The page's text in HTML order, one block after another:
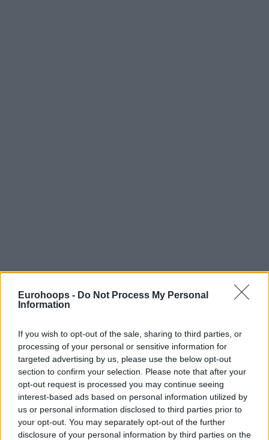
Eurohoops - Do Not Process My Personal
Information
If you wish to opt-out of the sale, sharing to third parties, or
processing of your personal or sensitive information for
targeted advertising by us, please use the below opt-out
section to confirm your selection. Please note that after your
opt-out request is processed you may continue seeing
interest-based ads based on personal information utilized by
us or personal information disclosed to third parties prior to
your opt-out. You may separately opt-out of the further
disclosure of your personal information by third parties on the
Por Eurohoops Team / info@eurohoops.net
Otra saga ha llegado a su fin, y Codi Miller-McIntyre se ha
convertido finalmente en jugador delOlympiacos.